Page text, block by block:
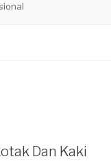
Dan Kaki